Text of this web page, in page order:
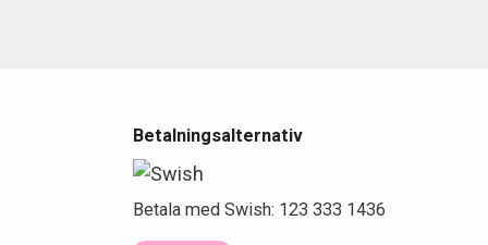
Betalningsalternativ
Betala med Swish: 123 333 1436